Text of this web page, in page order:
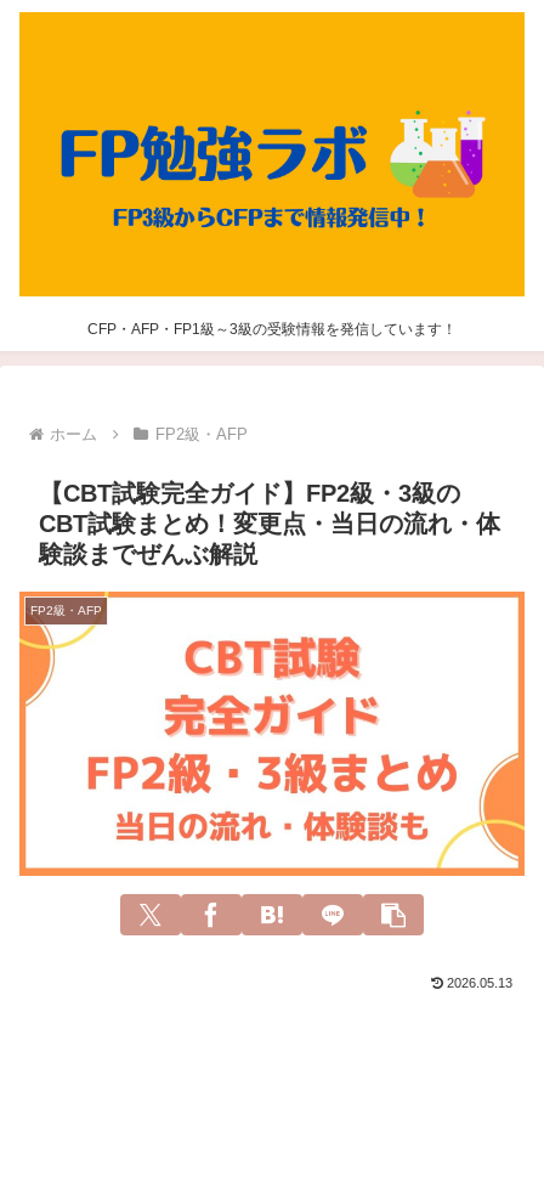
CFP・AFP・FP1級～3級の受験情報を発信しています！
ホーム FP2級・AFP
【CBT試験完全ガイド】FP2級・3級の
CBT試験まとめ！変更点・当日の流れ・体
験談までぜんぶ解説
FP2級・AFP
2026.05.13